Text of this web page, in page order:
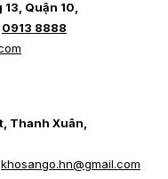
Quận 10,
0913 8888
Thanh Xuân,
khosango.hn@gmail.com